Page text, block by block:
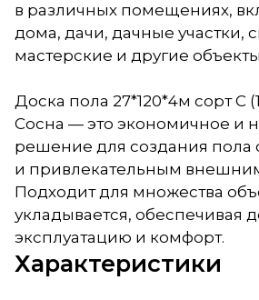
в различных помещениях,
дома, дачи, дачные участки,
мастерские и другие
Доска пола 27*120*4м сорт С
Сосна — это экономичное и
решение для создания пола
и привлекательным
Подходит для множества
укладывается, обеспечивая
эксплуатацию и комфорт.
Характеристики